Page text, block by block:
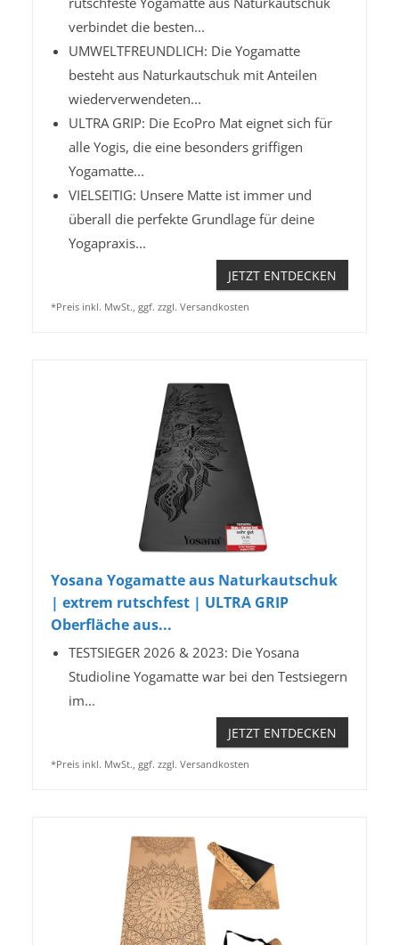
verbindet die besten...
UMWELTFREUNDLICH: Die Yogamatte
besteht aus Naturkautschuk mit Anteilen
wiederverwendeten...
ULTRA GRIP: Die EcoPro Mat eignet sich für
alle Yogis, die eine besonders griffigen
Yogamatte...
VIELSEITIG: Unsere Matte ist immer und
überall die perfekte Grundlage für deine
Yogapraxis...
JETZT ENTDECKEN
*Preis inkl. MwSt., ggf. zzgl. Versandkosten
Yosana Yogamatte aus Naturkautschuk
| extrem rutschfest | ULTRA GRIP
Oberfläche aus...
TESTSIEGER 2026 & 2023: Die Yosana
Studioline Yogamatte war bei den Testsiegern
im...
JETZT ENTDECKEN
*Preis inkl. MwSt., ggf. zzgl. Versandkosten